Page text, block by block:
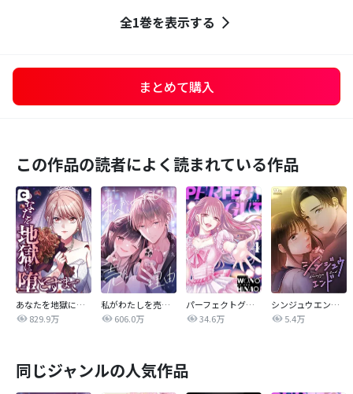
全1巻を表示する
まとめて購入
この作品の読者によく読まれている作品
あなたを地獄に堕とすまで
829.9万
私がわたしを売る理由
606.0万
パーフェクトグリッター
34.6万
シンジュウエンド【タテヨミ】
5.4万
同じジャンルの人気作品